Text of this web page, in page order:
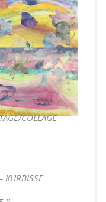
COLLAGE
KÜRBISSE